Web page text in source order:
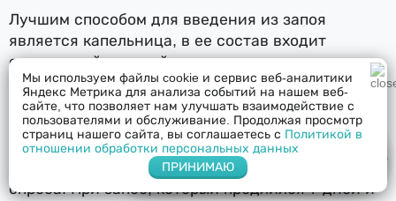
Лучшим способом для введения из запоя
является капельница, в ее состав входит
очищающий солевой раствор, витамины и
лекарственные препараты, действие которых
направленно на восстановление работы
организма и улучшения самочувствия пациента.
Состав капельницы наркологи подбирают
индивидуально для пациента после осмотра и
опроса. При запое, который продлился 7 дней и
Мы используем файлы cookie и сервис веб-аналитики
Яндекс Метрика для анализа событий на нашем веб-
сайте, что позволяет нам улучшать взаимодействие с
пользователями и обслуживание. Продолжая просмотр
страниц нашего сайта, вы соглашаетесь с Политикой в
отношении обработки персональных данных
ПРИНИМАЮ
Напишите нам в Whatsapp